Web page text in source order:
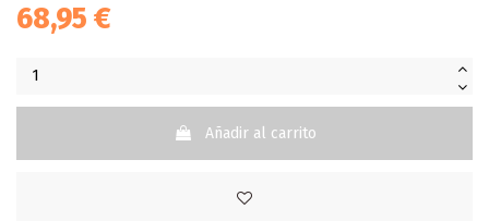
68,95 €
Añadir al carrito